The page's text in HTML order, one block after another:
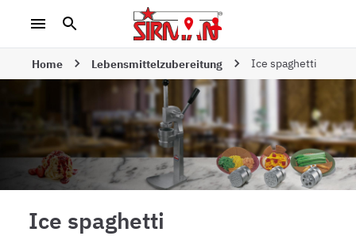
Home Lebensmittelzubereitung Ice spaghetti
Ice spaghetti